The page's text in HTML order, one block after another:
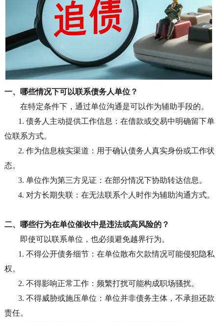
一、哪些情况下可以联系债务人单位？
在特定条件下，通过单位沟通是可以作为辅助手段的。
1. 债务人主动提供工作信息：在借款或交易中明确留下单
位联系方式。
2. 作为信息核实渠道：用于确认债务人真实身份或工作状
态。
3. 单位作为第三方见证：在部分情况下协助转达信息。
4. 对方长期失联：在无法联系个人时作为辅助沟通方式。
二、哪些行为在单位催收中是违法或高风险的？
即使可以联系单位，也必须避免越界行为。
1. 不得公开债务细节：在单位散布欠款情况可能侵犯隐私
权。
2. 不得影响正常工作：频繁打扰可能构成职场骚扰。
3. 不得威胁或施压单位：单位并非债务主体，不承担还款
责任。